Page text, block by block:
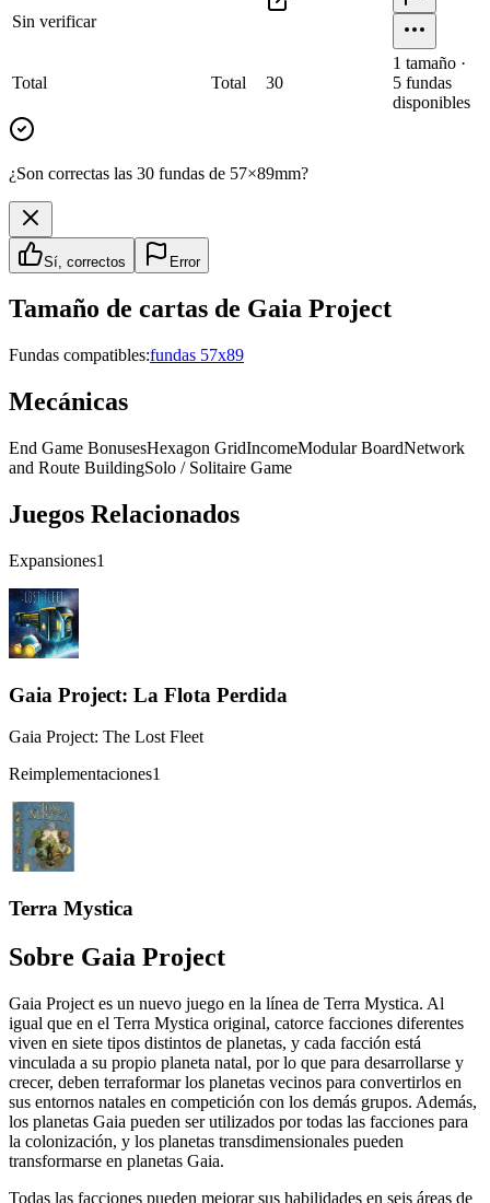
Sin verificar
Total Total 30
1 tamaño ·
5 fundas
disponibles
¿Son correctas las 30 fundas de 57×89mm?
Sí, correctos Error
Tamaño de cartas de Gaia Project
Fundas compatibles:fundas 57x89
Mecánicas
End Game BonusesHexagon GridIncomeModular BoardNetwork
and Route BuildingSolo / Solitaire Game
Juegos Relacionados
Expansiones1
Gaia Project: La Flota Perdida
Gaia Project: The Lost Fleet
Reimplementaciones1
Terra Mystica
Sobre Gaia Project
Gaia Project es un nuevo juego en la línea de Terra Mystica. Al
igual que en el Terra Mystica original, catorce facciones diferentes
viven en siete tipos distintos de planetas, y cada facción está
vinculada a su propio planeta natal, por lo que para desarrollarse y
crecer, deben terraformar los planetas vecinos para convertirlos en
sus entornos natales en competición con los demás grupos. Además,
los planetas Gaia pueden ser utilizados por todas las facciones para
la colonización, y los planetas transdimensionales pueden
transformarse en planetas Gaia.
Todas las facciones pueden mejorar sus habilidades en seis áreas de